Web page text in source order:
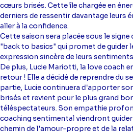
cœurs brisés. Cette île chargée en
derniers de ressentir davantage leurs
aller à la confidence.
Cette saison sera placée sous le signe
"back to basics" qui promet de guider
expression sincère de leurs
De plus, Lucie Mariotti, la love coach
retour ! Elle a décidé de reprendre du
partie, Lucie continuera d'apporter
brisés et revient pour le plus grand
téléspectateurs. Son empathie
coaching sentimental viendront
chemin de l'amour-propre et de la